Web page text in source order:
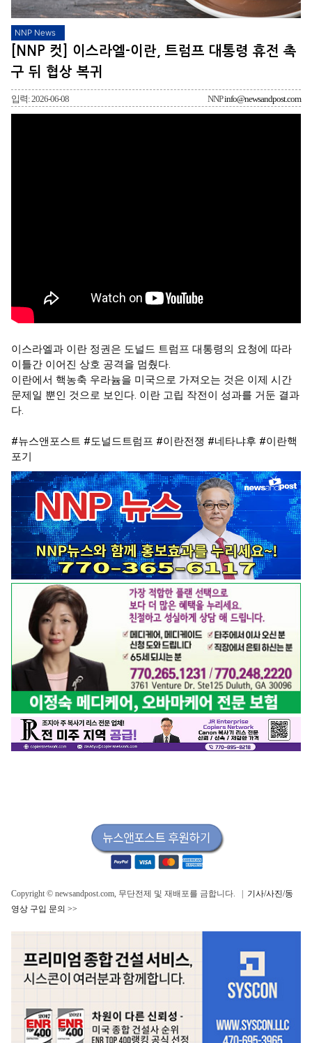
NNP News
[NNP 컷] 이스라엘-이란, 트럼프 대통령 휴전 촉
구 뒤 협상 복귀
입력: 2026-06-08 NNPinfo@newsandpost.com
이스라엘과 이란 정권은 도널드 트럼프 대통령의 요청에 따라
이틀간 이어진 상호 공격을 멈췄다.
이란에서 핵농축 우라늄을 미국으로 가져오는 것은 이제 시간
문제일 뿐인 것으로 보인다. 이란 고립 작전이 성과를 거둔 결과
다.
#뉴스앤포스트 #도널드트럼프 #이란전쟁 #네타냐후 #이란핵
포기
Copyright © newsandpost.com, 무단전제 및 재배포를 금합니다. | 기사/사진/동
영상 구입 문의 >>